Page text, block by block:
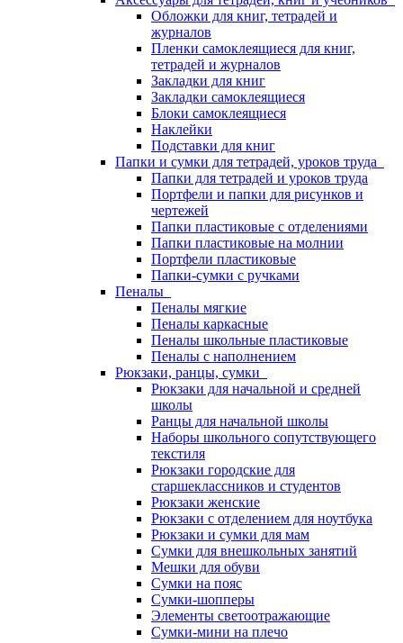
Обложки для книг, тетрадей и
журналов
Пленки самоклеящиеся для книг,
тетрадей и журналов
Закладки для книг
Закладки самоклеящиеся
Блоки самоклеящиеся
Наклейки
Подставки для книг
Папки и сумки для тетрадей, уроков труда
Папки для тетрадей и уроков труда
Портфели и папки для рисунков и
чертежей
Папки пластиковые с отделениями
Папки пластиковые на молнии
Портфели пластиковые
Папки-сумки с ручками
Пеналы
Пеналы мягкие
Пеналы каркасные
Пеналы школьные пластиковые
Пеналы с наполнением
Рюкзаки, ранцы, сумки
Рюкзаки для начальной и средней
школы
Ранцы для начальной школы
Наборы школьного сопутствующего
текстиля
Рюкзаки городские для
старшеклассников и студентов
Рюкзаки женские
Рюкзаки с отделением для ноутбука
Рюкзаки и сумки для мам
Сумки для внешкольных занятий
Мешки для обуви
Сумки на пояс
Сумки-шопперы
Элементы светоотражающие
Сумки-мини на плечо